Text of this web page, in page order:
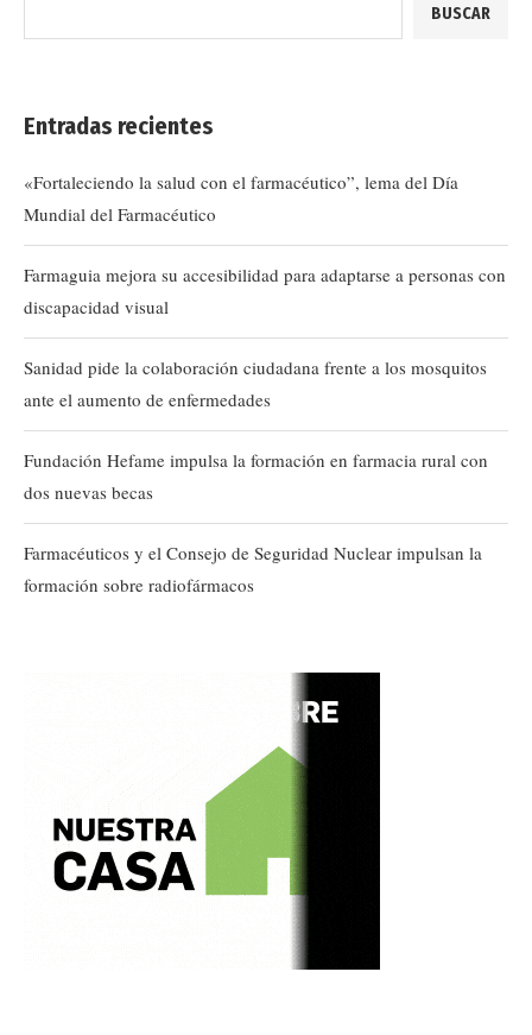
BUSCAR
Entradas recientes
«Fortaleciendo la salud con el farmacéutico”, lema del Día
Mundial del Farmacéutico
Farmaguia mejora su accesibilidad para adaptarse a personas con
discapacidad visual
Sanidad pide la colaboración ciudadana frente a los mosquitos
ante el aumento de enfermedades
Fundación Hefame impulsa la formación en farmacia rural con
dos nuevas becas
Farmacéuticos y el Consejo de Seguridad Nuclear impulsan la
formación sobre radiofármacos